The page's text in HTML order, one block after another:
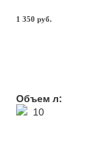
1 350 руб.
Объем л:
10